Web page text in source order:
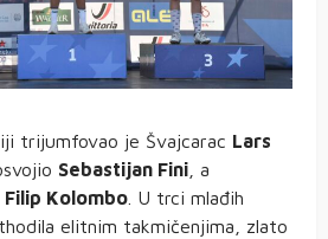
trijumfovao je Švajcarac Lars
Sebastijan Fini , a
Filip Kolombo . U trci mlađih
elitnim takmičenjima, zlato